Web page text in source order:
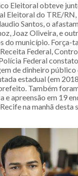
Eleitoral obteve
Eleitoral do TRE/RN,
Santos, o
Joaz Oliveira, e
do município. Força-
Federal,
Federal
de dinheiro público
estadual (em
Também
e apreensão em 19
na manhã desta